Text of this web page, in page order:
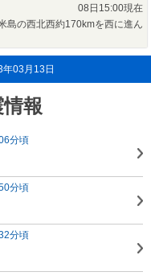
08日15:00現在
島の西北西約170kmを西に進ん
年03月13日
報
分頃
分頃
分頃